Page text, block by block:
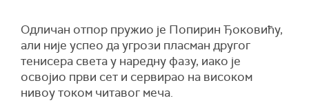
Одличан отпор пружио је Попирин Ђоковићу,
али није успео да угрози пласман другог
тенисера света у наредну фазу, иако је
освојио први сет и сервирао на високом
нивоу током читавог меча.